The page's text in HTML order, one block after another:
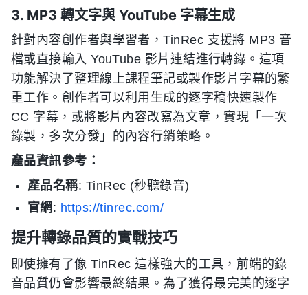
3. MP3 轉文字與 YouTube 字幕生成
針對內容創作者與學習者，TinRec 支援將 MP3 音
檔或直接輸入 YouTube 影片連結進行轉錄。這項
功能解決了整理線上課程筆記或製作影片字幕的繁
重工作。創作者可以利用生成的逐字稿快速製作
CC 字幕，或將影片內容改寫為文章，實現「一次
錄製，多次分發」的內容行銷策略。
產品資訊參考：
產品名稱: TinRec (秒聽錄音)
官網 : https://tinrec.com/
提升轉錄品質的實戰技巧
即使擁有了像 TinRec 這樣強大的工具，前端的錄
音品質仍會影響最終結果。為了獲得最完美的逐字